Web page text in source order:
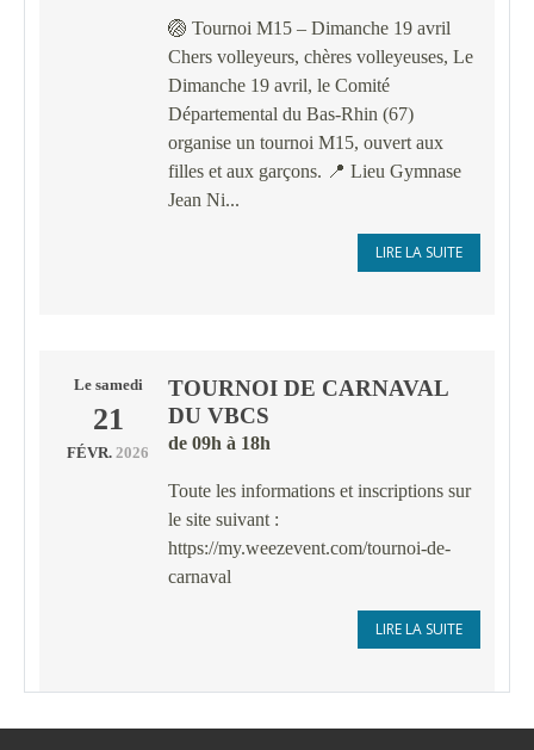
🏐 Tournoi M15 – Dimanche 19 avril
Chers volleyeurs, chères volleyeuses, Le
Dimanche 19 avril, le Comité
Départemental du Bas-Rhin (67)
organise un tournoi M15, ouvert aux
filles et aux garçons. 📍 Lieu Gymnase
Jean Ni...
LIRE LA SUITE
Le samedi
21
FÉVR. 2026
TOURNOI DE CARNAVAL
DU VBCS
de 09h à 18h
Toute les informations et inscriptions sur
le site suivant :
https://my.weezevent.com/tournoi-de-
carnaval
LIRE LA SUITE